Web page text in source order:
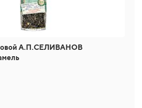
А.П.СЕЛИВАНОВ